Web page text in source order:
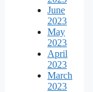
June
2023
May
2023
April
2023
March
2023